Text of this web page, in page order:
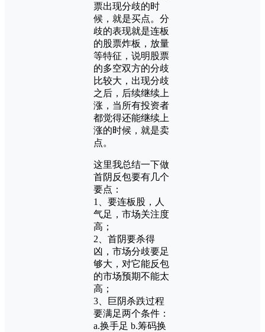
票出现分歧的时
候，就是买点。分
歧的表现就是连板
的股票炸板，放量
等特征，说明股票
的多空双方的分歧
比较大，出现分歧
之后，后续继续上
涨，当所有投资者
都觉得还能继续上
涨的时候，就是卖
点。
这里我总结一下做
首阴反包要有几个
要点：
1、要连板股，人
气足，市场关注度
高；
2、首阴要杀得
凶，市场分歧要足
够大，对它能反包
的市场预期不能太
高；
3、巨阴杀跌过程
要满足两个条件：
a.换手足 b.筹码换